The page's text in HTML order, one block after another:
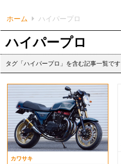
ホーム ハイパープロ
ハイパープロ
タグ「ハイパープロ」を含む記事一覧です
カワサキ